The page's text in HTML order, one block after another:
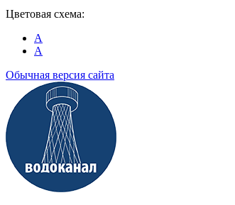
Цветовая схема:
A
A
Обычная версия сайта